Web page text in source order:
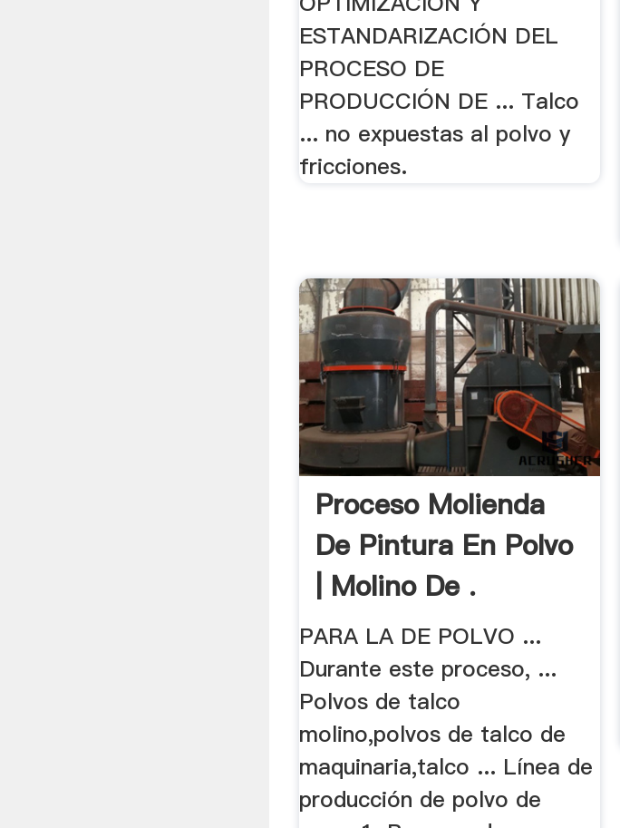
ESTANDARIZACIÓN DEL
PROCESO DE
PRODUCCIÓN DE ... Talco
... no expuestas al polvo y
fricciones.
Proceso Molienda
De Pintura En Polvo
| Molino De .
PARA LA DE POLVO ...
Durante este proceso, ...
Polvos de talco
molino,polvos de talco de
maquinaria,talco ... Línea de
producción de polvo de